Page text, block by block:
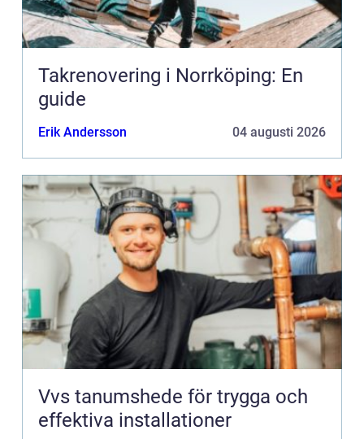
Takrenovering i Norrköping: En
guide
Erik Andersson 04 augusti 2026
Vvs tanumshede för trygga och
effektiva installationer